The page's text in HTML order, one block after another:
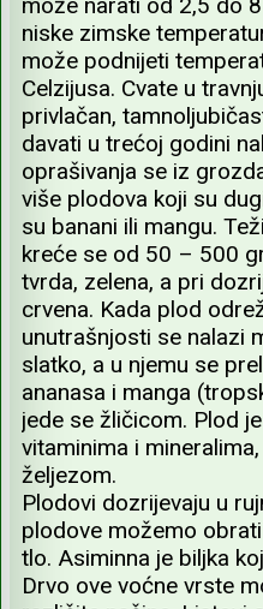
može narati od 2,5 do
niske zimske
može podnijeti
Celzijusa. Cvate u
privlačan,
davati u trećoj godini
oprašivanja se iz
više plodova koji su
su banani ili mangu.
kreće se od 50 – 500
tvrda, zelena, a pri
crvena. Kada plod
unutrašnjosti se nalazi
slatko, a u njemu se
ananasa i manga
jede se žličicom. Plod
vitaminima i
željezom.
Plodovi dozrijevaju u
plodove možemo
tlo. Asiminna je biljka
Drvo ove voćne vrste